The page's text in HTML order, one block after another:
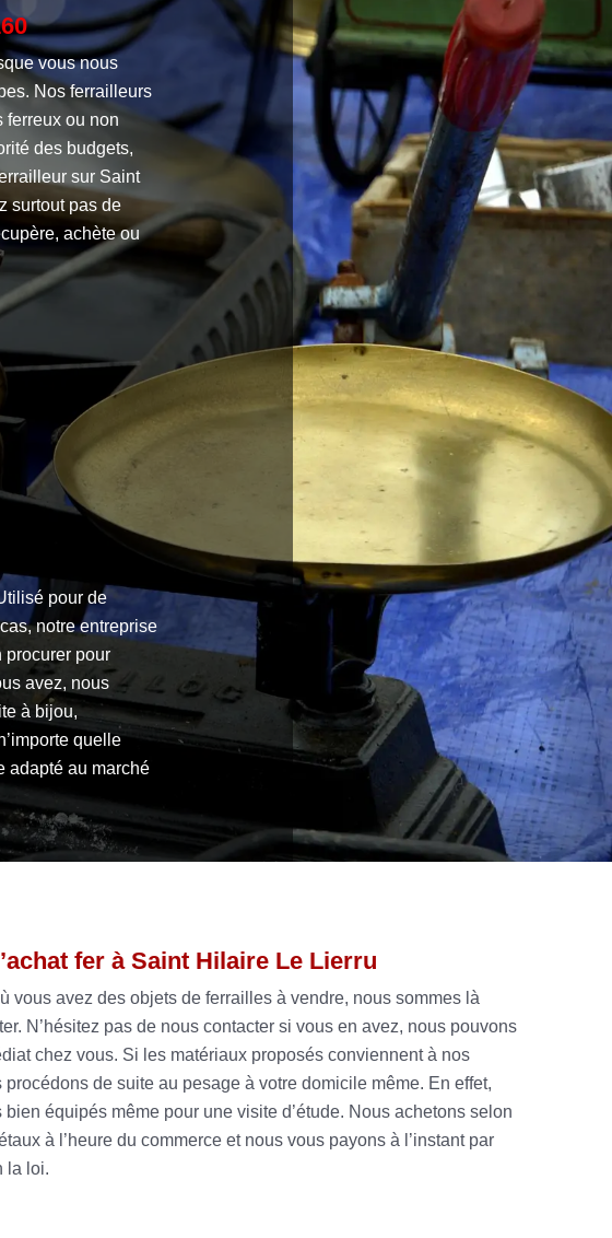
vous nous
Nos ferrailleurs
ferreux ou non
des budgets,
sur Saint
surtout pas de
achète ou
pour de
notre entreprise
procurer pour
avez, nous
à bijou,
quelle
adapté au marché
fer à Saint Hilaire Le Lierru
vous avez des objets de ferrailles à vendre, nous sommes là
N’hésitez pas de nous contacter si vous en avez, nous pouvons
chez vous. Si les matériaux proposés conviennent à nos
procédons de suite au pesage à votre domicile même. En effet,
bien équipés même pour une visite d’étude. Nous achetons selon
à l’heure du commerce et nous vous payons à l’instant par
la loi.